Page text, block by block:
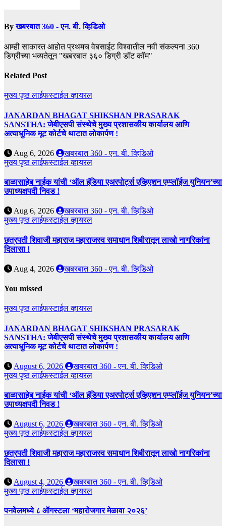
Byखबरबात 360 - एन. बी. व्हिडिओ
आम्ही साकारत आहोत प्रथमच वेबसाईट विश्वातील नवी संकल्पना 360
डिग्रीच्या भव्यतेतून "खबरबात ३६० डिग्री डॉट कॉम"
Related Post
मुख्य पृष्ठलाईफस्टाईलव्हायरल
JANARDAN BHAGAT SHIKSHAN PRASARAK
SANSTHA: जेबीएसपी संस्थेचे मुख्य प्रशासकीय कार्यालय आणि
अत्याधुनिक मूट कोर्टचे थाटात लोकार्पण !
Aug 6, 2026
खबरबात 360 - एन. बी. व्हिडिओ
मुख्य पृष्ठलाईफस्टाईलव्हायरल
बाळासाहेब नाईक यांची ‘ऑल इंडिया एअरपोर्ट्स एव्हिएशन एम्प्लॉईज युनियन’च्या
उपाध्यक्षपदी निवड !
Aug 6, 2026
खबरबात 360 - एन. बी. व्हिडिओ
मुख्य पृष्ठलाईफस्टाईलव्हायरल
छत्रपती शिवाजी महाराज महाराजस्व समाधान शिबीरातून लाखो नागरिकांना
दिलासा !
Aug 4, 2026 खबरबात 360 - एन. बी. व्हिडिओ
You missed
मुख्य पृष्ठलाईफस्टाईलव्हायरल
JANARDAN BHAGAT SHIKSHAN PRASARAK
SANSTHA: जेबीएसपी संस्थेचे मुख्य प्रशासकीय कार्यालय आणि
अत्याधुनिक मूट कोर्टचे थाटात लोकार्पण !
August 6, 2026
खबरबात 360 - एन. बी. व्हिडिओ
मुख्य पृष्ठलाईफस्टाईलव्हायरल
बाळासाहेब नाईक यांची ‘ऑल इंडिया एअरपोर्ट्स एव्हिएशन एम्प्लॉईज युनियन’च्या
उपाध्यक्षपदी निवड !
August 6, 2026
खबरबात 360 - एन. बी. व्हिडिओ
मुख्य पृष्ठलाईफस्टाईलव्हायरल
छत्रपती शिवाजी महाराज महाराजस्व समाधान शिबीरातून लाखो नागरिकांना
दिलासा !
August 4, 2026
खबरबात 360 - एन. बी. व्हिडिओ
मुख्य पृष्ठलाईफस्टाईलव्हायरल
पनवेलमध्ये ८ ऑगस्टला ‘महारोजगार मेळावा २०२६’